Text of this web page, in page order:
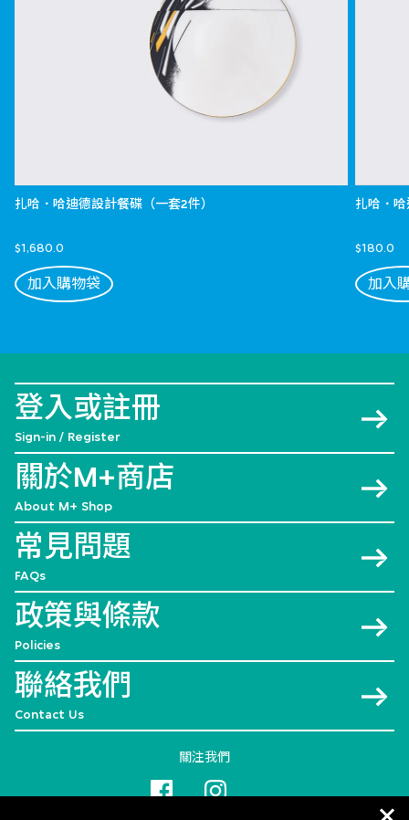
扎哈．哈迪德設計餐碟（一套2件）
$1,680.0
加入購物袋
扎哈．
$180.0
加入
登入或註冊
Sign-in / Register
關於M+商店
About M+ Shop
常見問題
FAQs
政策與條款
Policies
聯絡我們
Contact Us
關注我們